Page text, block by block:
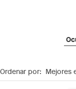
Ordenar por: Mejores